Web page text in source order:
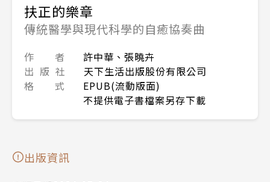
扶正的樂章
傳統醫學與現代科學的自癒協奏曲
作 者
許中華、張曉卉
出 版 社
天下生活出版股份有限公司
格 式
EPUB(流動版面)
不提供電子書檔案另存下載
出版資訊